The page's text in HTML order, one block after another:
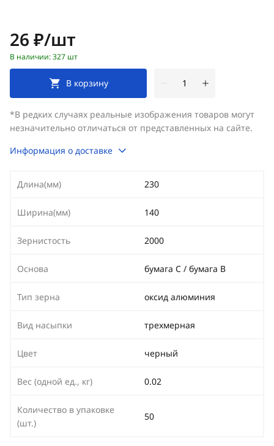
Цена:
26 ₽/шт
В наличии: 327 шт
В корзину
*В редких случаях реальные изображения товаров могут
незначительно отличаться от представленных на сайте.
Информация о доставке
Длина(мм) 230
Ширина(мм) 140
Зернистость 2000
Основа бумага C / бумага B
Тип зерна оксид алюминия
Вид насыпки трехмерная
Цвет черный
Вес (одной ед., кг) 0.02
Количество в упаковке
(шт.)
50